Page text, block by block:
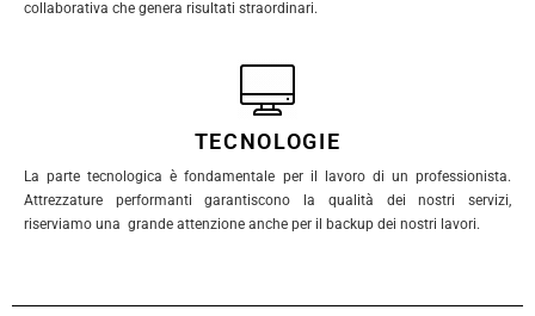
collaborativa che genera risultati straordinari.
TECNOLOGIE
La parte tecnologica è fondamentale per il lavoro di un professionista.
Attrezzature performanti garantiscono la qualità dei nostri servizi,
riserviamo una grande attenzione anche per il backup dei nostri lavori.